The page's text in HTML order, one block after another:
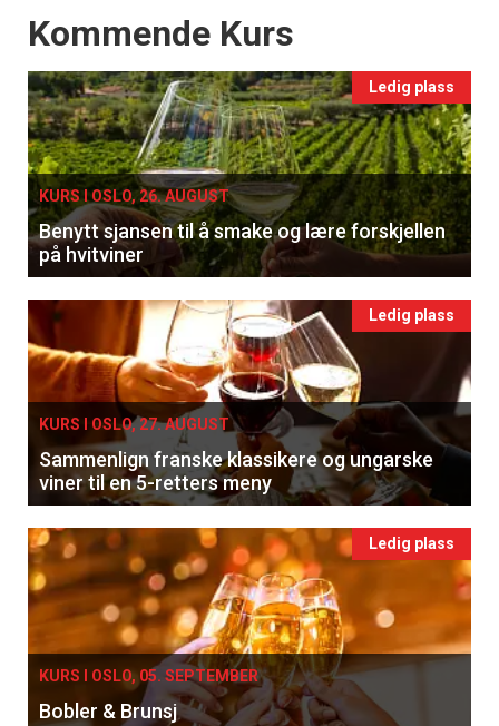
Events
Kommende Kurs
Ledig plass
KURS I OSLO, 26. AUGUST
Benytt sjansen til å smake og lære forskjellen
på hvitviner
Ledig plass
KURS I OSLO, 27. AUGUST
Sammenlign franske klassikere og ungarske
viner til en 5-retters meny
Ledig plass
KURS I OSLO, 05. SEPTEMBER
Bobler & Brunsj